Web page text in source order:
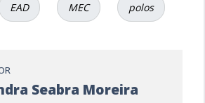
EAD MEC polos
Seabra Moreira